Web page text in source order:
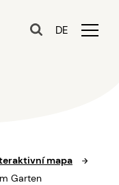
DE
mapa
Garten